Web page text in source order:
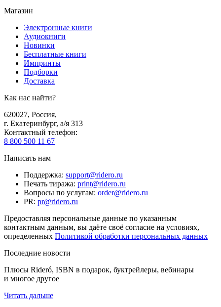
Магазин
Электронные книги
Аудиокниги
Новинки
Бесплатные книги
Импринты
Подборки
Доставка
Как нас найти?
620027, Россия,
г. Екатеринбург, а/я 313
Контактный телефон:
8 800 500 11 67
Написать нам
Поддержка: support@ridero.ru
Печать тиража: print@ridero.ru
Вопросы по услугам: order@ridero.ru
PR: pr@ridero.ru
Предоставляя персональные данные по указанным
контактным данным, вы даёте своё согласие на условиях,
определенных Политикой обработки персональных данных
Последние новости
Плюсы Rideró, ISBN в подарок, буктрейлеры, вебинары
и многое другое
Читать дальше